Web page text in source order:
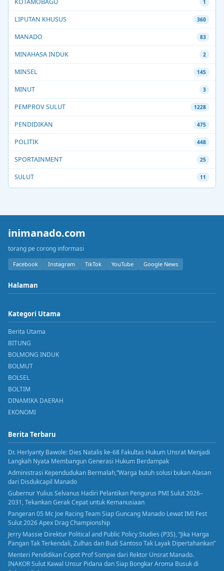
KOTAMOBAGU 1
LIPUTAN KHUSUS 360
MANADO 83
MINAHASA INDUK 2
MINSEL 145
MINUT 3
PEMPROV SULUT 1228
PENDIDIKAN 475
POLITIK 448
SPORTAINMENT 25
SULUT 11
inimanado.com
torang pe corong informasi
Facebook Instagram TikTok YouTube Google News
Halaman
Kategori Utama
Berita Utama
BITUNG
BOLMONG INDUK
BOLMUT
BOLSEL
BOLTIM
DINAMIKA DAERAH
EKONOMI
Berita Terbaru
Dr. Herlyanty Bawole: Dies Natalis ke-68 Fakultas Hukum Unsrat Menjadi
Langkah Nyata Membangun Generasi Hukum Berdampak
Administrasi Kependudukan Bermalah,”Warga butuh solusi bukan Alasan
dari Disdukcapil Manado
Gubernur Yulius Selvanus Hadiri Pelantikan Pengurus PMI Sulut 2026–
2031, Tekankan Gerak Cepat untuk Kemanusiaan
Pangeran 05 Mc Joe Racing Team Siap Guncang Manado Lewat IMI Fest
Sulut 2026 Apex Drag Championship
Jerry Massie Direktur Political and Public Policy Studies (P3S), “Jika Harga
Pangan Tak Terkendali, Zulhas dan Budi Santoso Tak Layak Dipertahankan”
Menteri Pendidikan Copot Prof Sompie dari Rektor Unsrat Manado.
INAKOR Sulut Kawal Unsur Pidana dan Siap Bongkar Aroma Busuk di